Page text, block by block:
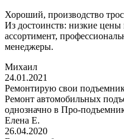
Хороший, производство
Из достоинств: низкие
ассортимент,
менеджеры.
Михаил
24.01.2021
Ремонтирую свои
Ремонт автомобильных
однозначно в Про-
Елена Е.
26.04.2020